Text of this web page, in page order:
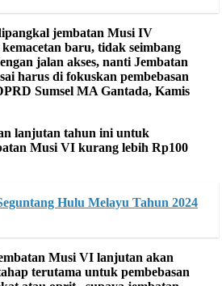
jembatan Musi IV
baru, tidak seimbang
jalan akses, nanti Jembatan
harus di fokuskan pembebasan
Sumsel MA Gantada, Kamis
lanjutan tahun ini untuk
Musi VI kurang lebih Rp100
Hulu Melayu Tahun 2024
Musi VI lanjutan akan
terutama untuk pembebasan